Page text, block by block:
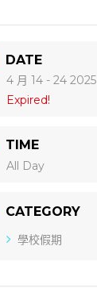
DATE
4 月 14 - 24 2025
Expired!
TIME
All Day
CATEGORY
學校假期